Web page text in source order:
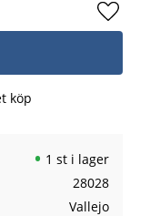
Lägg
köp
1 st i lager
28028
Vallejo